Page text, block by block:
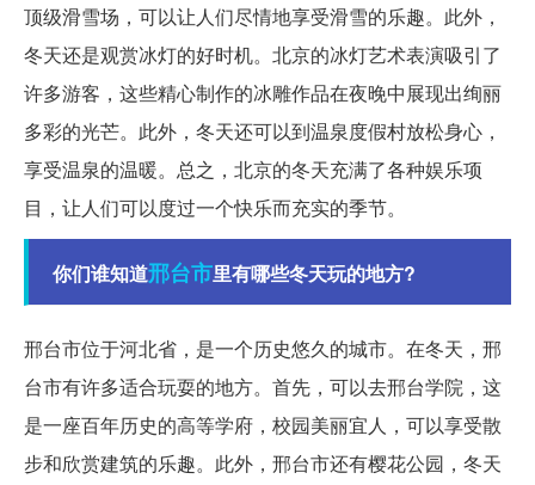
顶级滑雪场，可以让人们尽情地享受滑雪的乐趣。此外，
冬天还是观赏冰灯的好时机。北京的冰灯艺术表演吸引了
许多游客，这些精心制作的冰雕作品在夜晚中展现出绚丽
多彩的光芒。此外，冬天还可以到温泉度假村放松身心，
享受温泉的温暖。总之，北京的冬天充满了各种娱乐项
目，让人们可以度过一个快乐而充实的季节。
你们谁知道邢台市里有哪些冬天玩的地方?
邢台市位于河北省，是一个历史悠久的城市。在冬天，邢
台市有许多适合玩耍的地方。首先，可以去邢台学院，这
是一座百年历史的高等学府，校园美丽宜人，可以享受散
步和欣赏建筑的乐趣。此外，邢台市还有樱花公园，冬天